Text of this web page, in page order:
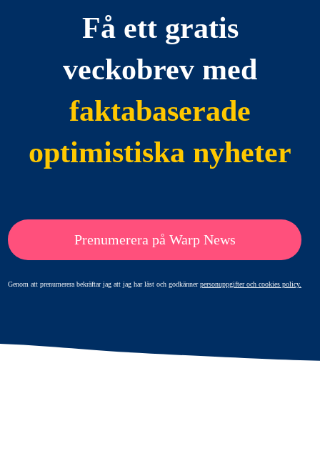
Få ett gratis
veckobrev med
faktabaserade
optimistiska nyheter
Prenumerera på Warp News
Genom att prenumerera bekräftar jag att jag har läst och godkännerpersonuppgifter och cookies policy.